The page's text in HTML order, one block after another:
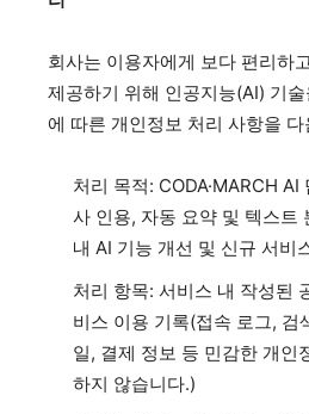
회사는 이용자에게 보다 편리하
제공하기 위해 인공지능(AI) 기
에 따른 개인정보 처리 사항을
처리 목적: CODA·MARCH
사 인용, 자동 요약 및 텍스트
내 AI 기능 개선 및 신규 서비
처리 항목: 서비스 내 작성된
비스 이용 기록(접속 로그, 검
일, 결제 정보 등 민감한 개인
하지 않습니다.)